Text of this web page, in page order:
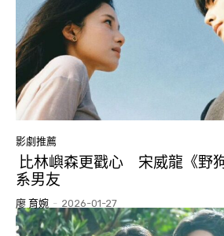
影劇推薦
比林嶼森更戳心 宋威龍《野
系男友
廖 育婉 - 2026-01-27